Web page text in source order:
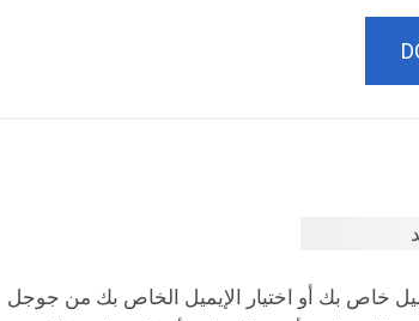
خاص بك أو اختيار الإيميل الخاص بك من جوجل